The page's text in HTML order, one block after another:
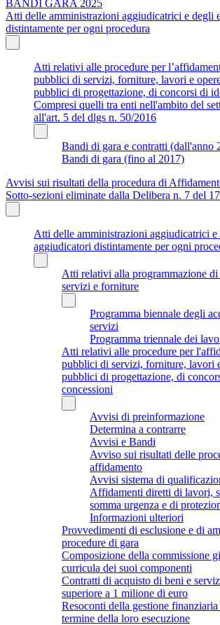
BANDI GARA 2025
Atti delle amministrazioni aggiudicatrici e degli
distintamente per ogni procedura
Atti relativi alle procedure per
pubblici di servizi, forniture, lavori e
pubblici di progettazione, di concorsi di
Compresi quelli tra enti nell'ambito del
all'art. 5 del dlgs n. 50/2016
Bandi di gara e contratti (dall'anno
Bandi di gara (fino al 2017)
Avvisi sui risultati della procedura di
Sotto-sezioni eliminate dalla Delibera n. 7 del
Atti delle amministrazioni aggiudicatrici e
aggiudicatori distintamente per ogni
Atti relativi alla programmazione
servizi e forniture
Programma biennale degli
servizi
Programma triennale dei
Atti relativi alle procedure per
pubblici di servizi, forniture, lavori
pubblici di progettazione, di
concessioni
Avvisi di preinformazione
Determina a contrarre
Avvisi e Bandi
Avviso sui risultati delle
affidamento
Avvisi sistema di
Affidamenti diretti di lavori,
somma urgenza e di
Informazioni ulteriori
Provvedimenti di esclusione e di
procedure di gara
Composizione della commissione
curricula dei suoi componenti
Contratti di acquisto di beni e
superiore a 1 milione di euro
Resoconti della gestione
termine della loro esecuzione